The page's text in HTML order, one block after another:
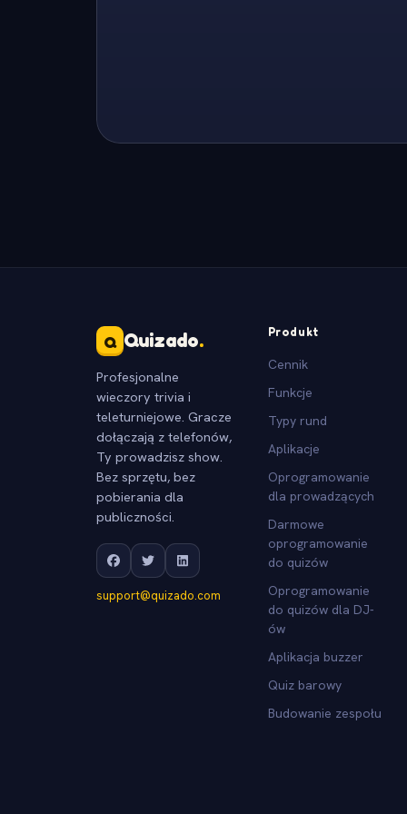
Q Quizado.
Profesjonalne
wieczory trivia i
teleturniejowe. Gracze
dołączają z telefonów,
Ty prowadzisz show.
Bez sprzętu, bez
pobierania dla
publiczności.
support@quizado.com
Produkt
Cennik
Funkcje
Typy rund
Aplikacje
Oprogramowanie
dla prowadzących
Darmowe
oprogramowanie
do quizów
Oprogramowanie
do quizów dla DJ-
ów
Aplikacja buzzer
Quiz barowy
Budowanie zespołu